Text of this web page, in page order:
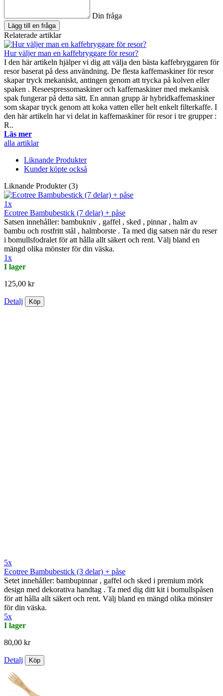
Din fråga
Lägg till en fråga
Relaterade artiklar
Hur väljer man en kaffebryggare för resor?
I den här artikeln hjälper vi dig att välja den bästa kaffebryggaren för
resor baserat på dess användning. De flesta kaffemaskiner för resor
skapar tryck mekaniskt, antingen genom att trycka på kolven eller
spaken . Reseespressomaskiner och kaffemaskiner med mekanisk
spak fungerar på detta sätt. En annan grupp är hybridkaffemaskiner
som skapar tryck genom att koka vatten eller helt enkelt filterkaffe. I
den här artikeln har vi delat in kaffemaskiner för resor i tre grupper :
R..
Läs mer
alla artiklar
Liknande Produkter
Kunder köpte också
Liknande Produkter (3)
1x
Ecotree Bambubestick (7 delar) + påse
Satsen innehåller: bambukniv , gaffel , sked , pinnar , halm av
bambu och rostfritt stål , halmborste . Ta med dig satsen när du reser
i bomullsfodralet för att hålla allt säkert och rent. Välj bland en
mängd olika mönster för din väska.
1x
I lager
125,00 kr
Detalj Köp
5x
Ecotree Bambubestick (3 delar) + påse
Setet innehåller: bambupinnar , gaffel och sked i premium mörk
design med dekorativa handtag . Ta med dig ditt kit i bomullspåsen
för att hålla allt säkert och rent. Välj bland en mängd olika mönster
för din väska.
5x
I lager
80,00 kr
Detalj Köp